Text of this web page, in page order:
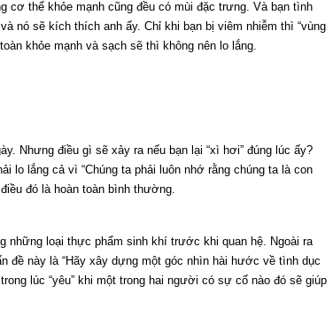
cơ thể khỏe mạnh cũng đều có mùi đặc trưng. Và bạn tình
nó sẽ kích thích anh ấy. Chỉ khi bạn bị viêm nhiễm thì “vùng
khỏe mạnh và sạch sẽ thì không nên lo lắng.
Nhưng điều gì sẽ xảy ra nếu bạn lại “xì hơi” đúng lúc ấy?
lo lắng cả vì “Chúng ta phải luôn nhớ rằng chúng ta là con
đó là hoàn toàn bình thường.
những loại thực phẩm sinh khí trước khi quan hệ. Ngoài ra
đề này là “Hãy xây dựng một góc nhìn hài hước về tình dục
lúc “yêu” khi một trong hai người có sự cố nào đó sẽ giúp